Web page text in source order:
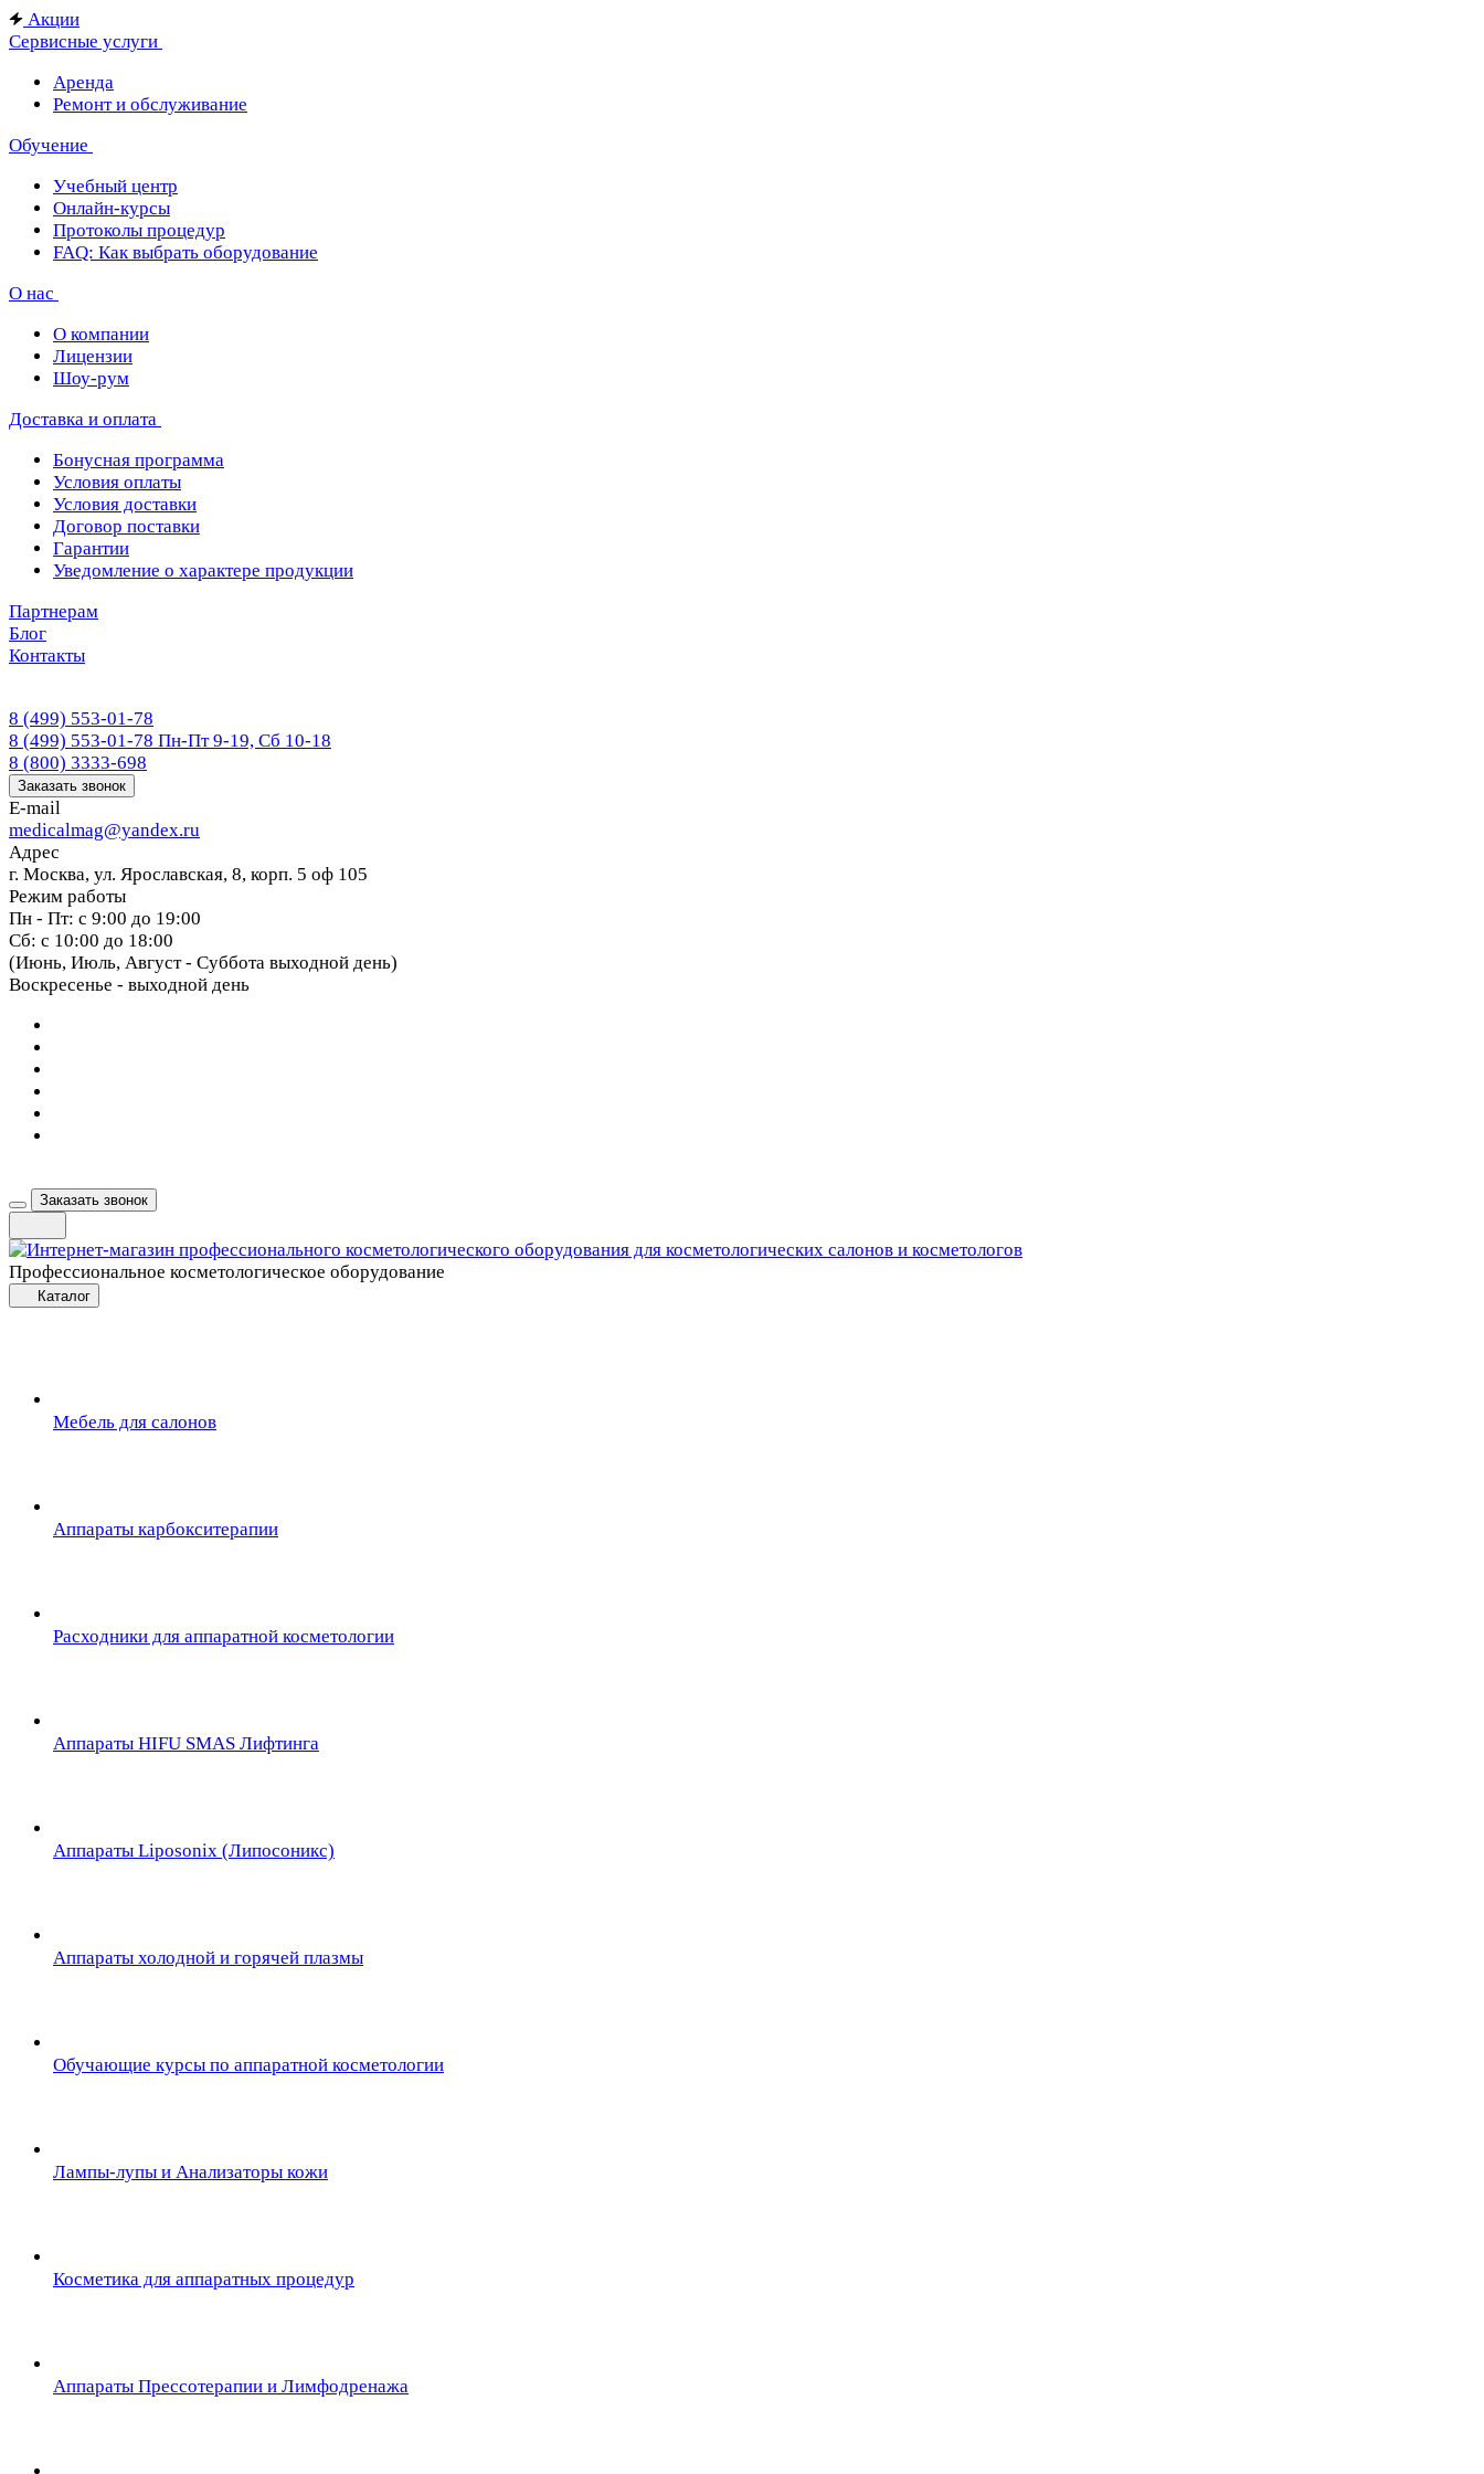
Акции
Сервисные услуги
Аренда
Ремонт и обслуживание
Обучение
Учебный центр
Онлайн-курсы
Протоколы процедур
FAQ: Как выбрать оборудование
О нас
О компании
Лицензии
Шоу-рум
Доставка и оплата
Бонусная программа
Условия оплаты
Условия доставки
Договор поставки
Гарантии
Уведомление о характере продукции
Партнерам
Блог
Контакты
8 (499) 553-01-78
8 (499) 553-01-78 Пн-Пт 9-19, Сб 10-18
8 (800) 3333-698
Заказать звонок
E-mail
medicalmag@yandex.ru
Адрес
г. Москва, ул. Ярославская, 8, корп. 5 оф 105
Режим работы
Пн - Пт: с 9:00 до 19:00
Сб: с 10:00 до 18:00
(Июнь, Июль, Август - Суббота выходной день)
Воскресенье - выходной день
Заказать звонок
Профессиональное косметологическое оборудование
Каталог
Мебель для салонов
Аппараты карбокситерапии
Расходники для аппаратной косметологии
Аппараты HIFU SMAS Лифтинга
Аппараты Liposonix (Липосоникс)
Аппараты холодной и горячей плазмы
Обучающие курсы по аппаратной косметологии
Лампы-лупы и Анализаторы кожи
Косметика для аппаратных процедур
Аппараты Прессотерапии и Лимфодренажа